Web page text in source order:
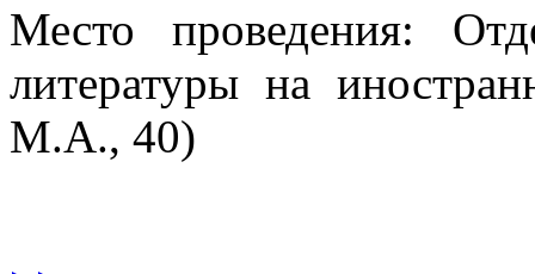
Место проведения:
литературы на
М.А., 40)